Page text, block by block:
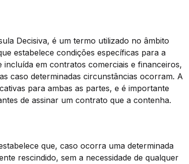
Decisiva, é um termo utilizado no âmbito
estabelece condições específicas para a
em contratos comerciais e financeiros,
caso determinadas circunstâncias ocorram. A
para ambas as partes, e é importante
de assinar um contrato que a contenha.
que, caso ocorra uma determinada
rescindido, sem a necessidade de qualquer